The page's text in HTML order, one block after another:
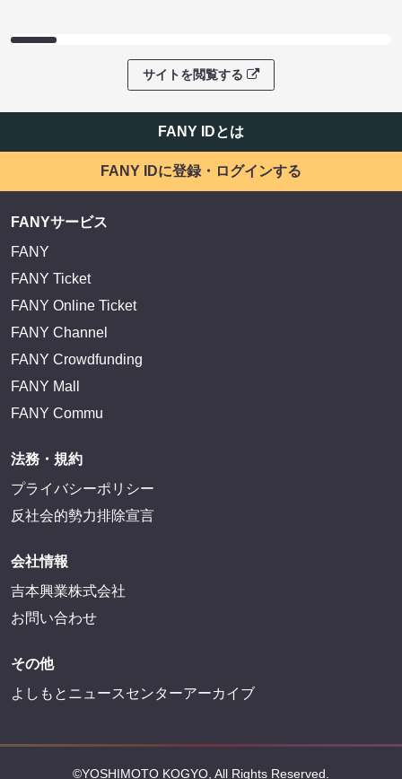
サイトを閲覧する
FANY IDとは
FANY IDに登録・ログインする
FANYサービス
FANY
FANY Ticket
FANY Online Ticket
FANY Channel
FANY Crowdfunding
FANY Mall
FANY Commu
法務・規約
プライバシーポリシー
反社会的勢力排除宣言
会社情報
吉本興業株式会社
お問い合わせ
その他
よしもとニュースセンターアーカイブ
©YOSHIMOTO KOGYO, All Rights Reserved.